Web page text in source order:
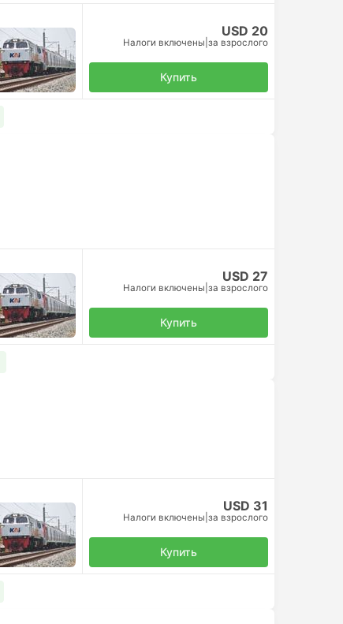
USD 20
Налоги включены за взрослого
Купить
USD 27
Налоги включены за взрослого
Купить
USD 31
Налоги включены за взрослого
Купить